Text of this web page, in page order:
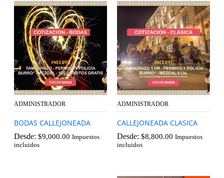
ADMINISTRADOR
BODAS CALLEJONEADA
Desde: $9,000.00 Impuestos
incluidos
ADMINISTRADOR
CALLEJONEADA CLASICA
Desde: $8,800.00 Impuestos
incluidos